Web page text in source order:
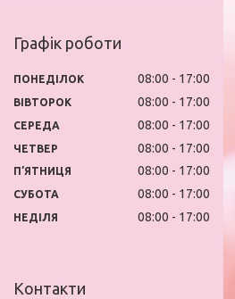
Графік роботи
ПОНЕДІЛОК 08:00 17:00
ВІВТОРОК 08:00 17:00
СЕРЕДА 08:00 17:00
ЧЕТВЕР 08:00 17:00
ПʼЯТНИЦЯ 08:00 17:00
СУБОТА 08:00 17:00
НЕДІЛЯ 08:00 17:00
Контакти